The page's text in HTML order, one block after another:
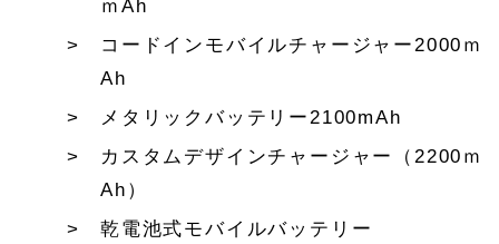
ｍAh
コードインモバイルチャージャー2000ｍ
Ah
メタリックバッテリー2100mAh
カスタムデザインチャージャー（2200ｍ
Ah）
乾電池式モバイルバッテリー